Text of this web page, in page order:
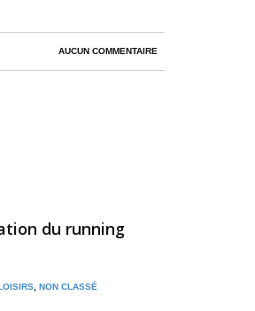
AUCUN COMMENTAIRE
du running
NON CLASSÉ